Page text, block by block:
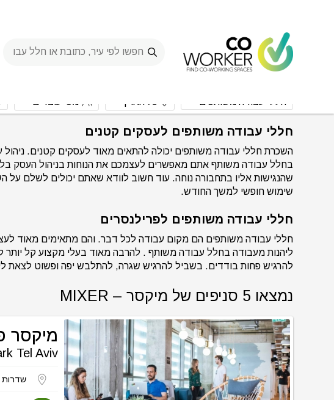
>
Spaces
מיקסר – MIXER
חללי עבודה משותפים כל הארץ מס' עובדים
חללי עבודה משותפים לעסקים קטנים
השכרת חללי עבודה משותפים יכולה להתאים מאוד לעסקים קטנים. ניהול
בחלל עבודה משותף אתם מאפשרים לעצמכם את הנוחות בניהול העסק
שהנגישות אליו בתחבורה נוחה. עוד חשוב לוודא שאתם יכולים לשלם
שימוש חופשי למשך החודש.
חללי עבודה משותפים לפרילנסרים
חללי עבודה משותפים הם מקום עבודה לכל דבר. והם מתאימים מאוד
ליהנות מעבודה בחלל עבודה משותף . להרבה מאוד בעלי מקצוע קל
להרגיש פחות בודדים. בשביל להרגיש שגרה, להתלבש יפה ופשוט לצאת
נמצאו 5 סניפים של מיקסר – MIXER
מיקסר
Tel Aviv
שדרות רוקח 101, תל